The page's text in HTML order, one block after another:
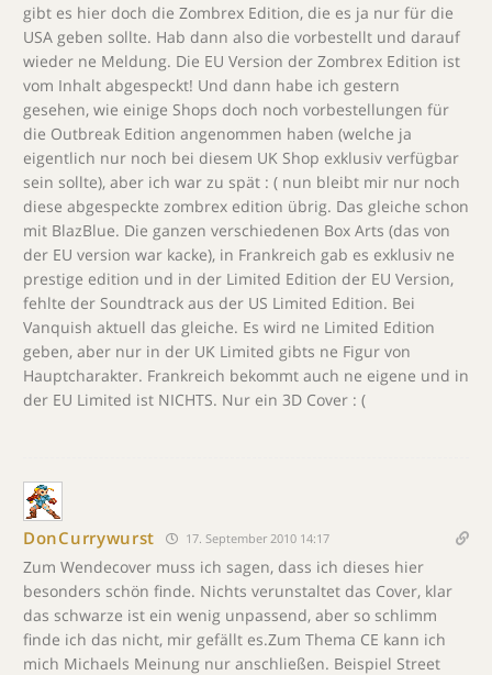
gibt es hier doch die Zombrex Edition, die es ja nur für die
USA geben sollte. Hab dann also die vorbestellt und darauf
wieder ne Meldung. Die EU Version der Zombrex Edition ist
vom Inhalt abgespeckt! Und dann habe ich gestern
gesehen, wie einige Shops doch noch vorbestellungen für
die Outbreak Edition angenommen haben (welche ja
eigentlich nur noch bei diesem UK Shop exklusiv verfügbar
sein sollte), aber ich war zu spät : ( nun bleibt mir nur noch
diese abgespeckte zombrex edition übrig. Das gleiche schon
mit BlazBlue. Die ganzen verschiedenen Box Arts (das von
der EU version war kacke), in Frankreich gab es exklusiv ne
prestige edition und in der Limited Edition der EU Version,
fehlte der Soundtrack aus der US Limited Edition. Bei
Vanquish aktuell das gleiche. Es wird ne Limited Edition
geben, aber nur in der UK Limited gibts ne Figur von
Hauptcharakter. Frankreich bekommt auch ne eigene und in
der EU Limited ist NICHTS. Nur ein 3D Cover : (
DonCurrywurst 17. September 2010 14:17
Zum Wendecover muss ich sagen, dass ich dieses hier
besonders schön finde. Nichts verunstaltet das Cover, klar
das schwarze ist ein wenig unpassend, aber so schlimm
finde ich das nicht, mir gefällt es.Zum Thema CE kann ich
mich Michaels Meinung nur anschließen. Beispiel Street